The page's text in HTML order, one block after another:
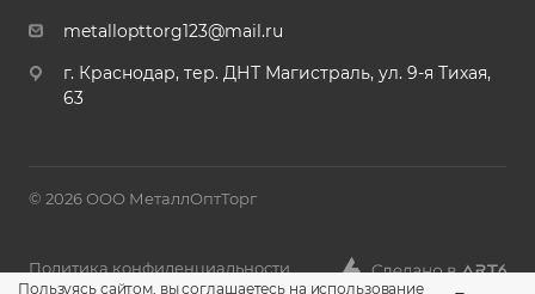
metallopttorg123@mail.ru
г. Краснодар, тер. ДНТ Магистраль, ул. 9-я Тихая,
63
© 2026 ООО МеталлОптТорг
Политика конфиденциальности
Пользуясь сайтом, вы соглашаетесь на использование